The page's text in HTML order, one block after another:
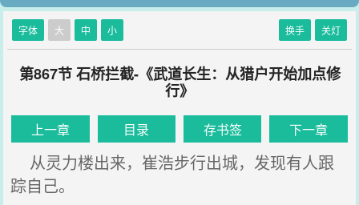
字体 大 中 小 换手 关灯
第867节 石桥拦截-《武道长生：从猎户开始加点修
行》
上一章 目录 存书签 下一章
从灵力楼出来，崔浩步行出城，发现有人跟
踪自己。